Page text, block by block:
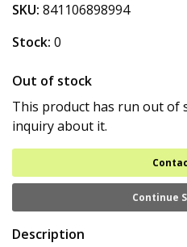
SKU: 841106898994
Stock: 0
Out of stock
This product has run out of
inquiry about it.
Continue
Description